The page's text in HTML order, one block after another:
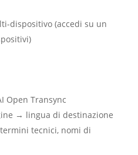
dispositivo (accedi su un
Open Transync
→ lingua di destinazione
tecnici, nomi di